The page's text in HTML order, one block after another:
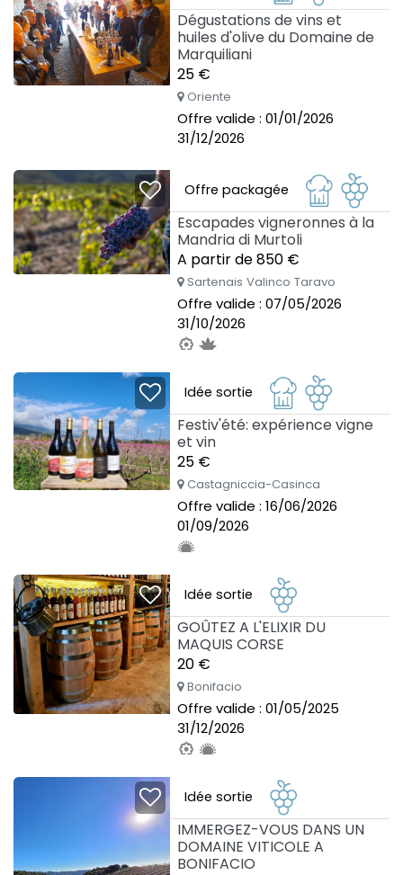
Dégustations de vins et
huiles d'olive du Domaine de
Marquiliani
25 €
Oriente
Offre valide : 01/01/2026
31/12/2026
Offre packagée
Escapades vigneronnes à la
Mandria di Murtoli
A partir de 850 €
Sartenais Valinco Taravo
Offre valide : 07/05/2026
31/10/2026
Idée sortie
Festiv'été: expérience vigne
et vin
25 €
Castagniccia-Casinca
Offre valide : 16/06/2026
01/09/2026
Idée sortie
GOÛTEZ A L'ELIXIR DU
MAQUIS CORSE
20 €
Bonifacio
Offre valide : 01/05/2025
31/12/2026
Idée sortie
IMMERGEZ-VOUS DANS UN
DOMAINE VITICOLE A
BONIFACIO